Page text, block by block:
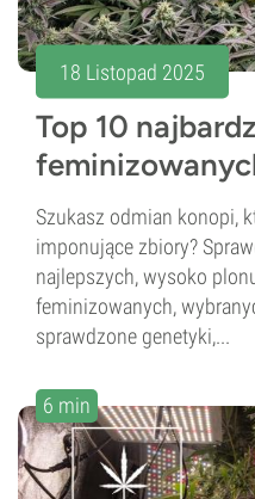
18 Listopad 2025
Top 10
Szukasz odmian konopi,
imponujące zbiory?
najlepszych, wysoko
feminizowanych,
sprawdzone genetyki,...
6 min